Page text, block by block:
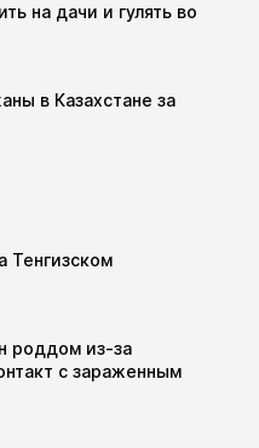
на дачи и гулять во
в Казахстане за
Тенгизском
роддом из-за
с зараженным